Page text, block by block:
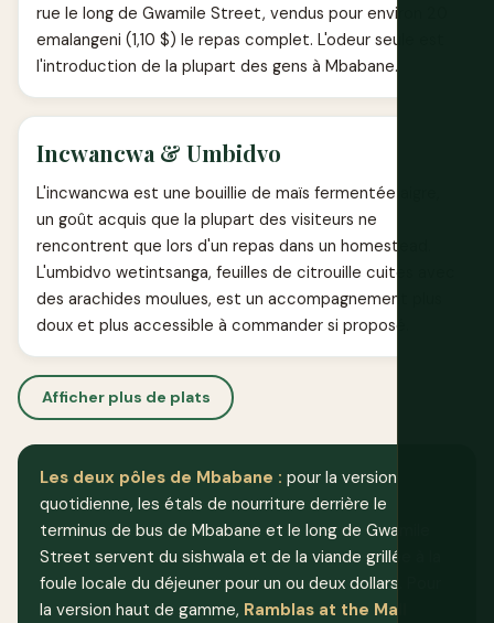
rue le long de Gwamile Street, vendus pour environ 20
emalangeni (1,10 $) le repas complet. L'odeur seule est
l'introduction de la plupart des gens à Mbabane.
Incwancwa & Umbidvo
L'incwancwa est une bouillie de maïs fermentée aigre,
un goût acquis que la plupart des visiteurs ne
rencontrent que lors d'un repas dans un homestead.
L'umbidvo wetintsanga, feuilles de citrouille cuites avec
des arachides moulues, est un accompagnement plus
doux et plus accessible à commander si proposé.
Afficher plus de plats
Les deux pôles de Mbabane : pour la version
quotidienne, les étals de nourriture derrière le
terminus de bus de Mbabane et le long de Gwamile
Street servent du sishwala et de la viande grillée à la
foule locale du déjeuner pour un ou deux dollars. Pour
la version haut de gamme, Ramblas at the Mall